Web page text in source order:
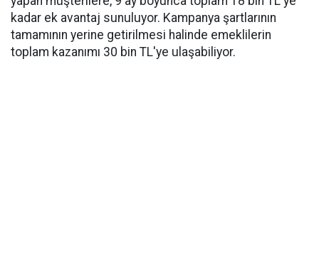
kadar ek avantaj sunuluyor. Kampanya şartlarının
tamamının yerine getirilmesi halinde emeklilerin
toplam kazanımı 30 bin TL'ye ulaşabiliyor.